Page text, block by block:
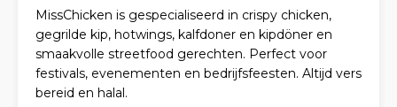
MissChicken is gespecialiseerd in crispy chicken,
gegrilde kip, hotwings, kalfdoner en kipdöner en
smaakvolle streetfood gerechten. Perfect voor
festivals, evenementen en bedrijfsfeesten. Altijd vers
bereid en halal.